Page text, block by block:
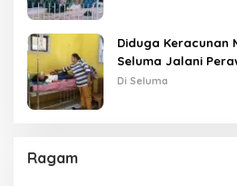
Diduga Keracunan
Seluma Jalani
Tais
Di Seluma
Ragam